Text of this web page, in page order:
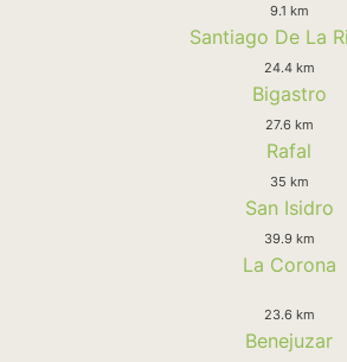
9.1 km
Santiago De La
24.4 km
Bigastro
27.6 km
Rafal
35 km
San Isidro
39.9 km
La Corona
23.6 km
Benejuzar